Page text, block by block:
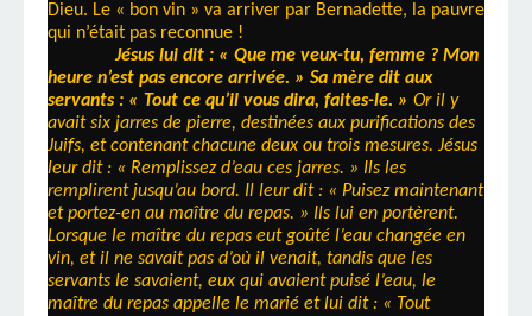
Dieu. Le « bon vin » va arriver par Bernadette, la pauvre
qui n’était pas reconnue !
Jésus lui dit : « Que me veux-tu, femme ? Mon
heure n’est pas encore arrivée. » Sa mère dit aux
servants : « Tout ce qu’il vous dira, faites-le. » Or il y
avait six jarres de pierre, destinées aux purifications des
Juifs, et contenant chacune deux ou trois mesures. Jésus
leur dit : « Remplissez d’eau ces jarres. » Ils les
remplirent jusqu’au bord. Il leur dit : « Puisez maintenant
et portez-en au maître du repas. » Ils lui en portèrent.
Lorsque le maître du repas eut goûté l’eau changée en
vin, et il ne savait pas d’où il venait, tandis que les
servants le savaient, eux qui avaient puisé l’eau, le
maître du repas appelle le marié et lui dit : « Tout